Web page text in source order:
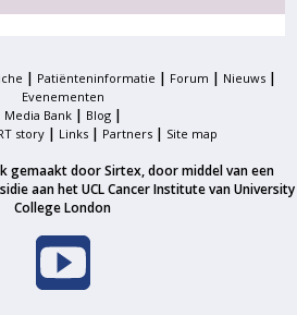
| Patiënteninformatie | Forum | Nieuws |
Evenementen
Media Bank| Blog|
story | Links | Partners | Site map
gemaakt door Sirtex, door middel van een
aan het UCL Cancer Institute van University
College London